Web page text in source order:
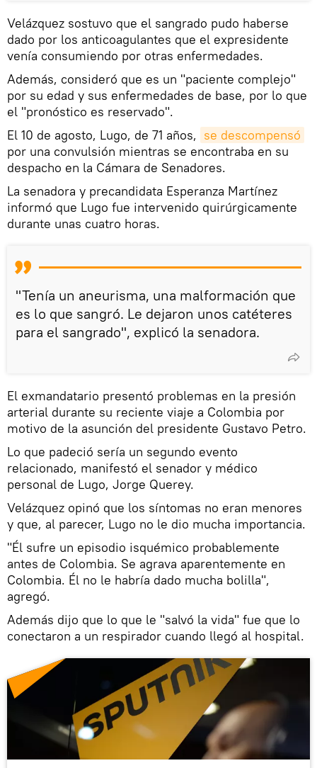
Velázquez sostuvo que el sangrado pudo haberse
dado por los anticoagulantes que el expresidente
venía consumiendo por otras enfermedades.
Además, consideró que es un "paciente complejo"
por su edad y sus enfermedades de base, por lo que
el "pronóstico es reservado".
El 10 de agosto, Lugo, de 71 años, se descompensó
por una convulsión mientras se encontraba en su
despacho en la Cámara de Senadores.
La senadora y precandidata Esperanza Martínez
informó que Lugo fue intervenido quirúrgicamente
durante unas cuatro horas.
"Tenía un aneurisma, una malformación que
es lo que sangró. Le dejaron unos catéteres
para el sangrado", explicó la senadora.
El exmandatario presentó problemas en la presión
arterial durante su reciente viaje a Colombia por
motivo de la asunción del presidente Gustavo Petro.
Lo que padeció sería un segundo evento
relacionado, manifestó el senador y médico
personal de Lugo, Jorge Querey.
Velázquez opinó que los síntomas no eran menores
y que, al parecer, Lugo no le dio mucha importancia.
"Él sufre un episodio isquémico probablemente
antes de Colombia. Se agrava aparentemente en
Colombia. Él no le habría dado mucha bolilla",
agregó.
Además dijo que lo que le "salvó la vida" fue que lo
conectaron a un respirador cuando llegó al hospital.